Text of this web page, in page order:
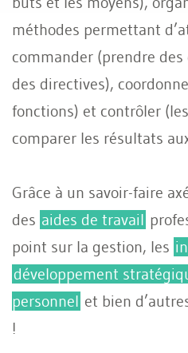
méthodes permettant
commander (prendre
des directives),
fonctions) et contrôler
comparer les résultats
Grâce à un savoir-faire
des aides de travail
point sur la gestion, les
développement
personnel et bien
!